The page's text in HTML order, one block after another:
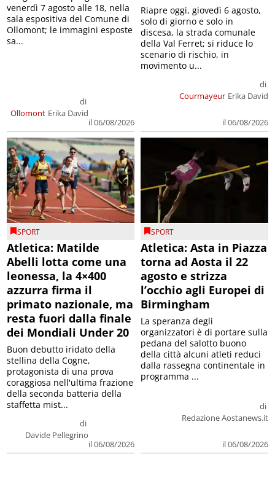
Ollomont
di
Erika David
il 06/08/2026
venerdì 7 agosto alle 18, nella
sala espositiva del Comune di
Ollomont; le immagini esposte
sa...
Courmayeur
di
Erika David
il 06/08/2026
Riapre oggi, giovedì 6 agosto,
solo di giorno e solo in
discesa, la strada comunale
della Val Ferret; si riduce lo
scenario di rischio, in
movimento u...
SPORT
Atletica: Matilde
Abelli lotta come una
leonessa, la 4×400
azzurra firma il
primato nazionale, ma
resta fuori dalla finale
dei Mondiali Under 20
di
Davide Pellegrino
il 06/08/2026
Buon debutto iridato della
stellina della Cogne,
protagonista di una prova
coraggiosa nell'ultima frazione
della seconda batteria della
staffetta mist...
SPORT
Atletica: Asta in Piazza
torna ad Aosta il 22
agosto e strizza
l’occhio agli Europei di
Birmingham
di
Redazione Aostanews.it
il 06/08/2026
La speranza degli
organizzatori è di portare sulla
pedana del salotto buono
della città alcuni atleti reduci
dalla rassegna continentale in
programma ...